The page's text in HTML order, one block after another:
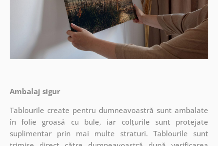
Ambalaj sigur
Tablourile create pentru dumneavoastră sunt ambalate
în folie groasă cu bule, iar colțurile sunt protejate
suplimentar prin mai multe straturi.Tablourile sunt